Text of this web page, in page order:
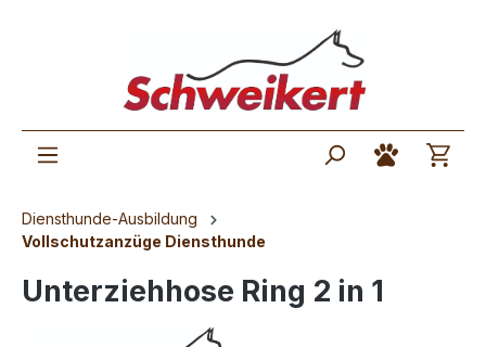
Diensthunde-Ausbildung
Vollschutzanzüge Diensthunde
Unterziehhose Ring 2 in 1